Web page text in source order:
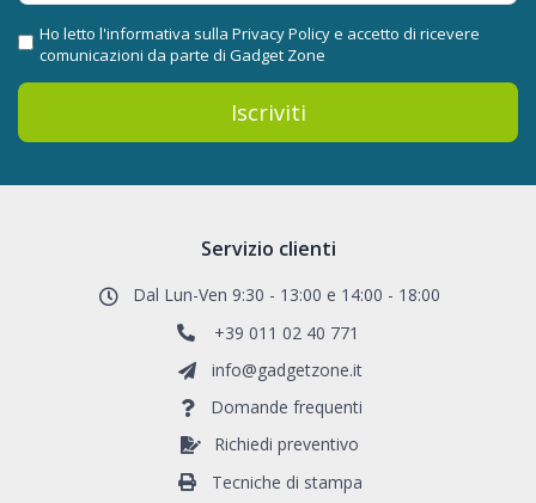
Iscriviti
Ho letto l'informativa sulla Privacy Policye accetto di ricevere
comunicazioni da parte di Gadget Zone
Servizio clienti
Dal Lun-Ven 9:30 - 13:00 e 14:00 - 18:00
+39 011 02 40 771
info@gadgetzone.it
Domande frequenti
Richiedi preventivo
Tecniche di stampa